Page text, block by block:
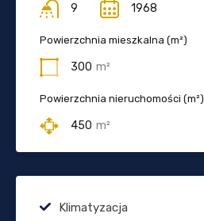
9 1968
Powierzchnia mieszkalna (m²)
300 m²
Powierzchnia nieruchomości (m²)
450 m²
Klimatyzacja